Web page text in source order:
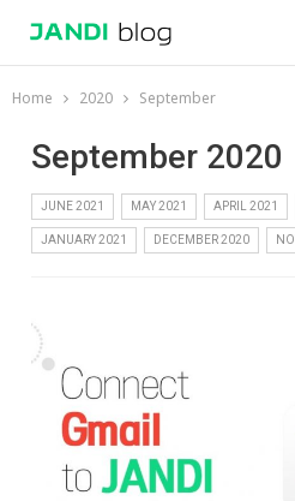
Home 2020 September
September 2020
JUNE 2021 MAY 2021 APRIL 2021
JANUARY 2021 DECEMBER 2020